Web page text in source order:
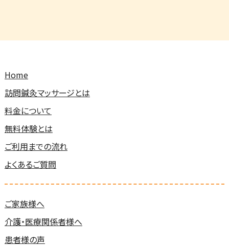
Home
訪問鍼灸マッサージとは
料金について
無料体験とは
ご利用までの流れ
よくあるご質問
ご家族様へ
介護・医療関係者様へ
患者様の声